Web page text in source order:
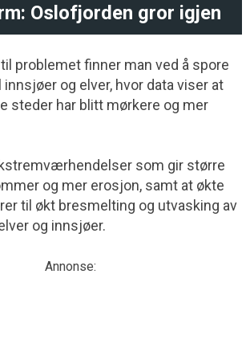
Oslofjorden gror igjen
problemet finner man ved å spore
og elver, hvor data viser at
steder har blitt mørkere og mer
som gir større
og mer erosjon, samt at økte
til økt bresmelting og utvasking av
og innsjøer.
Annonse: